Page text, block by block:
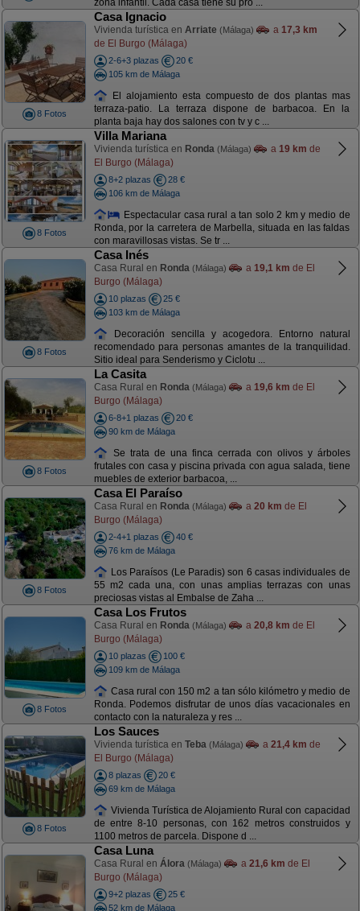
zona infantil. Cada casa tiene su pro ...
8 Fotos
Casa Ignacio
Vivienda turística en Arriate (Málaga) a 17,3 km
de El Burgo (Málaga)
2-6+3 plazas
20 €
105 km de Málaga
El alojamiento esta compuesto de dos plantas mas
terraza-patio. La terraza dispone de barbacoa. En la
planta baja hay dos salones con tv y c ...
8 Fotos
Villa Mariana
Vivienda turística en Ronda (Málaga) a 19 km de
El Burgo (Málaga)
8+2 plazas
28 €
106 km de Málaga
Espectacular casa rural a tan solo 2 km y medio de
Ronda, por la carretera de Marbella, situada en las faldas
con maravillosas vistas. Se tr ...
8 Fotos
Casa Inés
Casa Rural en Ronda (Málaga) a 19,1 km de El
Burgo (Málaga)
10 plazas
25 €
103 km de Málaga
Decoración sencilla y acogedora. Entorno natural
recomendado para personas amantes de la tranquilidad.
Sitio ideal para Senderismo y Ciclotu ...
8 Fotos
La Casita
Casa Rural en Ronda (Málaga) a 19,6 km de El
Burgo (Málaga)
6-8+1 plazas
20 €
90 km de Málaga
Se trata de una finca cerrada con olivos y árboles
frutales con casa y piscina privada con agua salada, tiene
muebles de exterior barbacoa, ...
8 Fotos
Casa El Paraíso
Casa Rural en Ronda (Málaga) a 20 km de El
Burgo (Málaga)
2-4+1 plazas
40 €
76 km de Málaga
Los Paraísos (Le Paradis) son 6 casas individuales de
55 m2 cada una, con unas amplias terrazas con unas
preciosas vistas al Embalse de Zaha ...
8 Fotos
Casa Los Frutos
Casa Rural en Ronda (Málaga) a 20,8 km de El
Burgo (Málaga)
10 plazas
100 €
109 km de Málaga
Casa rural con 150 m2 a tan sólo kilómetro y medio de
Ronda. Podemos disfrutar de unos días vacacionales en
contacto con la naturaleza y res ...
8 Fotos
Los Sauces
Vivienda turística en Teba (Málaga) a 21,4 km de
El Burgo (Málaga)
8 plazas
20 €
69 km de Málaga
Vivienda Turística de Alojamiento Rural con capacidad
de entre 8-10 personas, con 162 metros construidos y
1100 metros de parcela. Dispone d ...
Casa Luna
Casa Rural en Álora (Málaga) a 21,6 km de El
Burgo (Málaga)
9+2 plazas
25 €
52 km de Málaga